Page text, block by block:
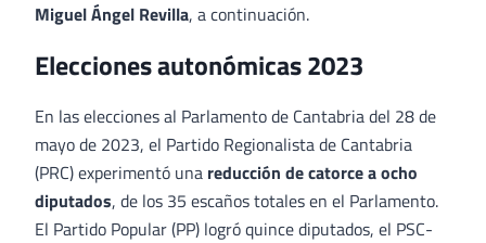
Miguel Ángel Revilla, a continuación.
Elecciones autonómicas 2023
En las elecciones al Parlamento de Cantabria del 28 de
mayo de 2023, el Partido Regionalista de Cantabria
(PRC) experimentó una reducción de catorce a ocho
diputados, de los 35 escaños totales en el Parlamento.
El Partido Popular (PP) logró quince diputados, el PSC-